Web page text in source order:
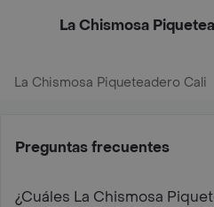
La Chismosa
La Chismosa Piqueteadero Cali
Preguntas frecuentes
¿Cuáles La Chismosa